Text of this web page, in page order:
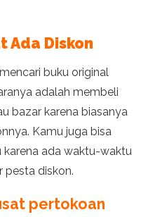
Ada Diskon
buku original
adalah membeli
bazar karena biasanya
Kamu juga bisa
ada waktu-waktu
pesta diskon.
pertokoan